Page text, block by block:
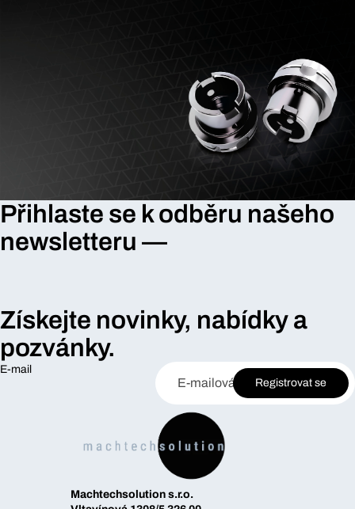
Přihlaste se k odběru našeho
newsletteru —
Získejte novinky, nabídky a
pozvánky.
E-mail
Registrovat se
Machtechsolution s.r.o.